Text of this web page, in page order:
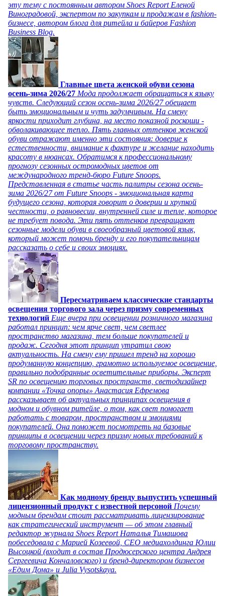
эту тему с постоянным автором Shoes Report Еленой
Виноградовой, экспертом по закупкам и продажам в fashion-
бизнесе, автором блога для ритейла и байеров Fashion
Business Blog.
Главные цвета женской обуви сезона
осень-зима 2026/27 Мода продолжает обращаться к языку
чувств. Следующий сезон осень-зима 2026/27 обещает
быть эмоциональным и чуть задумчивым. На смену
яркости приходит глубина, на место показной роскоши -
обволакивающее тепло. Пять главных оттенков женской
обуви отражают именно эти состояния: доверие к
естественности, внимание к фактуре и желание находить
красоту в нюансах. Обратимся к профессиональному
прогнозу сезонных остромодных цветов от
международного тренд-бюро Future Snoops.
Представленная в статье часть палитры сезона осень-
зима 2026/27 от Future Snoops - эмоциональная карта
будущего сезона, которая говорит о доверии и хрупкой
честности, о равновесии, внутренней силе и тепле, которое
не требует повода. Эти пять оттенков превращают
сезонные модели обуви в своеобразный цветовой язык,
который может помочь бренду и его покупательницам
рассказать о себе и своих эмоциях.
Пересматриваем классические стандарты
освещения торгового зала через призму современных
технологий Еще вчера при освещении розничного магазина
работал принцип: чем ярче свет, чем светлее
пространство магазина, тем больше покупателей и
продаж. Сегодня этот принцип утратил свою
актуальность. На смену ему пришел тренд на хорошо
продуманную концепцию, грамотно используемое освещение,
правильно подобранные осветительные приборы. Эксперт
SR по освещению торговых пространств, светодизайнер
компании «Точка опоры» Анастасия Ефремова
рассказывает об актуальных принципах освещения в
модном и обувном ритейле, о том, как свет помогает
работать с товаром, пространством и эмоциями
покупателей. Она поможет посмотреть на базовые
принципы в освещении через призму новых требований к
торговому пространству.
Как модному бренду выпустить успешный
лицензионный продукт с известной персоной Почему
модным брендам стоит рассматривать лицензирование
как стратегический инструмент — об этом главный
редактор журнала Shoes Report Наталья Тимашова
побеседовала с Марией Козеевой, СЕО медиахолдинга Юлии
Высоцкой (входит в состав Продюсерского центра Андрея
Сергеевича Кончаловского) и бренд-директором бизнесов
«Едим Дома» и Julia Vysotskaya.